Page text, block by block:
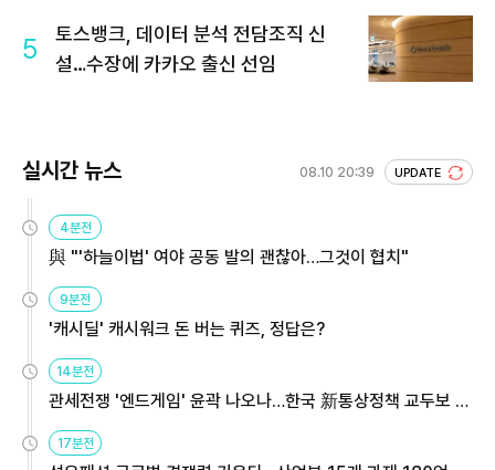
5
토스뱅크, 데이터 분석 전담조직 신
설…수장에 카카오 출신 선임
실시간 뉴스 08.10 20:39 UPDATE
4분전
與 "'하늘이법' 여야 공동 발의 괜찮아…그것이 협치"
9분전
'캐시딜' 캐시워크 돈 버는 퀴즈, 정답은?
14분전
관세전쟁 '엔드게임' 윤곽 나오나…한국 新통상정책 교두보 활
용해야
17분전